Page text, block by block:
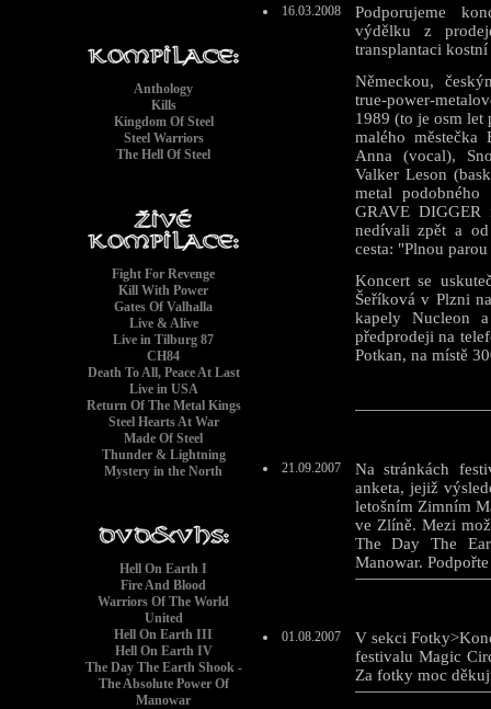
Anthology
Kills
Kingdom Of Steel
Steel Warriors
The Hell Of Steel
Fight For Revenge
Kill With Power
Gates Of Valhalla
Live & Alive
Live in Tilburg 87
CH84
Death To All, Peace At Last
Live in USA
Return Of The Metal Kings
Steel Hearts At War
Made Of Steel
Thunder & Lightning
Mystery in the North
Hell On Earth I
Fire And Blood
Warriors Of The World
United
Hell On Earth III
Hell On Earth IV
The Day The Earth Shook -
The Absolute Power Of
Manowar
16.03.2008
Podporujeme
výdělku z
transplantaci kostní
Německou,
true-power-
1989 (to je osm
malého
Anna (vocal),
Valker Leson
metal
GRAVE
nedívali zpět a
cesta: "Plnou
Koncert se
Šeříková v Plzni
kapely Nucleon
předprodeji na
Potkan, na místě
21.09.2007
Na stránkách
anketa, jejiž
letošním Zimním
ve Zlíně. Mezi
The Day The
Manowar.
01.08.2007
V sekci
festivalu Magic
Za fotky moc